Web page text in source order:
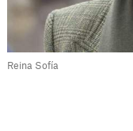
Reina Sofía